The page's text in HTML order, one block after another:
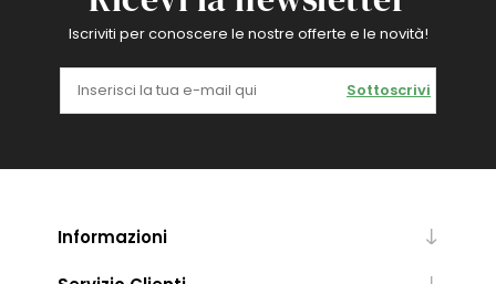
Iscriviti per conoscere le nostre offerte e le novità!
Sottoscrivi
Informazioni